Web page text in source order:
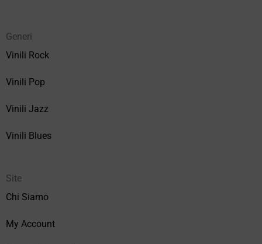
Generi
Vinili Rock
Vinili Pop
Vinili Jazz
Vinili Blues
Site
Chi Siamo
My Account